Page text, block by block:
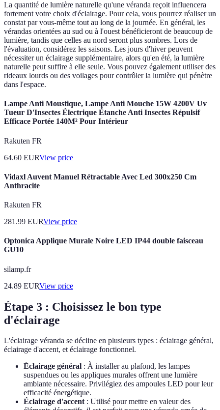
La quantité de lumière naturelle qu'une véranda reçoit influencera
fortement votre choix d'éclairage. Pour cela, vous pourrez réaliser un
constat par vous-même tout au long de la journée. En général, les
vérandas orientées au sud ou à l'ouest bénéficieront de beaucoup de
lumière, tandis que celles au nord seront plus sombres. Lors de
l'évaluation, considérez les saisons. Les jours d'hiver peuvent
nécessiter un éclairage supplémentaire, alors qu'en été, la lumière
naturelle peut suffire à elle seule. Vous pouvez également utiliser des
rideaux lourds ou des voilages pour contrôler la lumière qui pénètre
dans l'espace.
Lampe Anti Moustique, Lampe Anti Mouche 15W 4200V Uv
Tueur D'Insectes Électrique Étanche Anti Insectes Répulsif
Efficace Portée 140M² Pour Intérieur
Rakuten FR
64.60 EURView price
Vidaxl Auvent Manuel Rétractable Avec Led 300x250 Cm
Anthracite
Rakuten FR
281.99 EURView price
Optonica Applique Murale Noire LED IP44 double faisceau
GU10
silamp.fr
24.89 EURView price
Étape 3 : Choisissez le bon type
d'éclairage
L'éclairage véranda se décline en plusieurs types : éclairage général,
éclairage d'accent, et éclairage fonctionnel.
Éclairage général : À installer au plafond, les lampes
suspendues ou les appliques murales offrent une lumière
ambiante nécessaire. Privilégiez des ampoules LED pour leur
efficacité énergétique.
Éclairage d'accent: Utilisé pour mettre en valeur des